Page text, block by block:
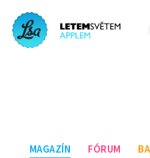
MAGAZÍN FÓRUM